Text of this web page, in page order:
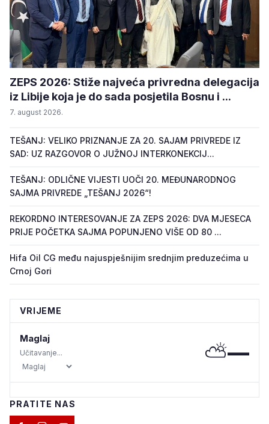
ZEPS 2026: Stiže najveća privredna delegacija
iz Libije koja je do sada posjetila Bosnu i ...
7. august 2026.
TEŠANJ: VELIKO PRIZNANJE ZA 20. SAJAM PRIVREDE IZ
SAD: UZ RAZGOVOR O JUŽNOJ INTERKONEKCIJ...
TEŠANJ: ODLIČNE VIJESTI UOČI 20. MEĐUNARODNOG
SAJMA PRIVREDE „TEŠANJ 2026“!
REKORDNO INTERESOVANJE ZA ZEPS 2026: DVA MJESECA
PRIJE POČETKA SAJMA POPUNJENO VIŠE OD 80 ...
Hifa Oil CG među najuspješnijim srednjim preduzećima u
Crnoj Gori
VRIJEME
Maglaj
Učitavanje... ⛅—
PRATITE NAS